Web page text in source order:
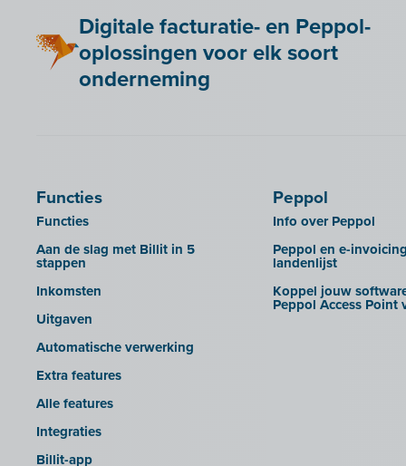
Digitale facturatie- en Peppol-
oplossingen voor elk soort
onderneming
Functies
Functies
Aan de slag met Billit in 5
stappen
Inkomsten
Uitgaven
Automatische verwerking
Extra features
Alle features
Integraties
Billit-app
Peppol
Info over Peppol
Peppol en e-invoicing
landenlijst
Koppel jouw
Peppol Access Point